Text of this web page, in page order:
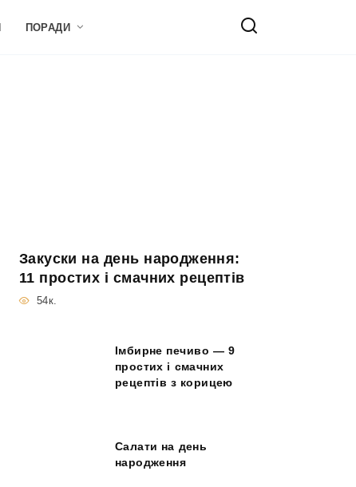
ПОРАДИ
Закуски на день народження:
11 простих і смачних рецептів
54к.
Імбирне печиво — 9
простих і смачних
рецептів з корицею
Салати на день
народження